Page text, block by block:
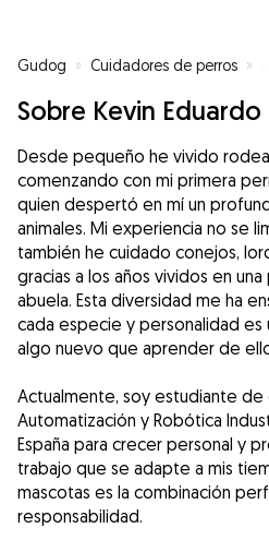
Gudog » Cuidadores de perros »
Sobre Kevin Eduardo
Desde pequeño he vivido
comenzando con mi primera
quien despertó en mí un
animales. Mi experiencia no se
también he cuidado conejos,
gracias a los años vividos en
abuela. Esta diversidad me ha
cada especie y personalidad es
algo nuevo que aprender de
Actualmente, soy estudiante
Automatización y Robótica
España para crecer personal y
trabajo que se adapte a mis
mascotas es la combinación
responsabilidad.